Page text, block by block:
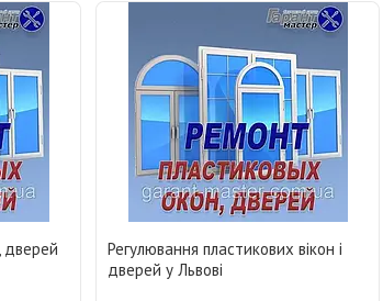
дверей
Регулювання пластикових вікон і
дверей у Львові